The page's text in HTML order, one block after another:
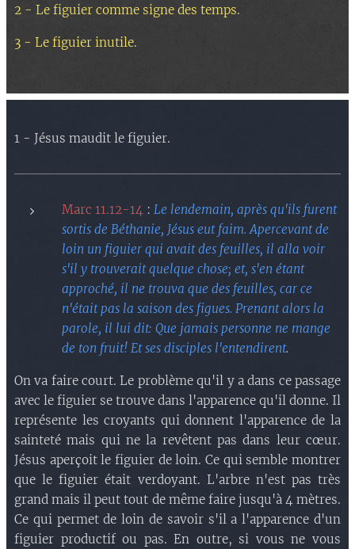
2 - Le figuier comme signe des temps.
3 - Le figuier inutile.
1 - Jésus maudit le figuier.
Marc 11.12-14 : Le lendemain, après qu'ils furent
sortis de Béthanie, Jésus eut faim. Apercevant de
loin un figuier qui avait des feuilles, il alla voir
s'il y trouverait quelque chose; et, s'en étant
approché, il ne trouva que des feuilles, car ce
n'était pas la saison des figues. Prenant alors la
parole, il lui dit: Que jamais personne ne mange
de ton fruit! Et ses disciples l'entendirent.
On va faire court. Le problème qu'il y a dans ce passage
avec le figuier se trouve dans l'apparence qu'il donne. Il
représente les croyants qui donnent l'apparence de la
sainteté mais qui ne la revêtent pas dans leur cœur.
Jésus aperçoit le figuier de loin. Ce qui semble montrer
que le figuier était verdoyant. L'arbre n'est pas très
grand mais il peut tout de même faire jusqu'à 4 mètres.
Ce qui permet de loin de savoir s'il a l'apparence d'un
figuier productif ou pas. En outre, si vous ne vous